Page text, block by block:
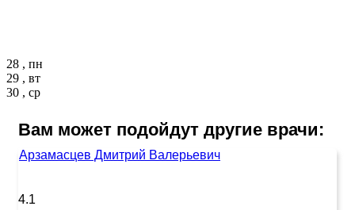
28 , пн
29 , вт
30 , ср
Вам может подойдут другие врачи:
Арзамасцев Дмитрий Валерьевич
4.1